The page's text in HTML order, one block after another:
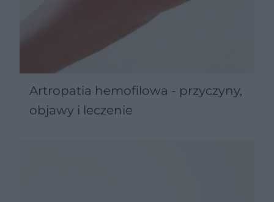
Artropatia hemofilowa - przyczyny,
objawy i leczenie